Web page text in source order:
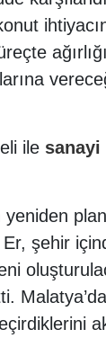
ile sanayi
şehir